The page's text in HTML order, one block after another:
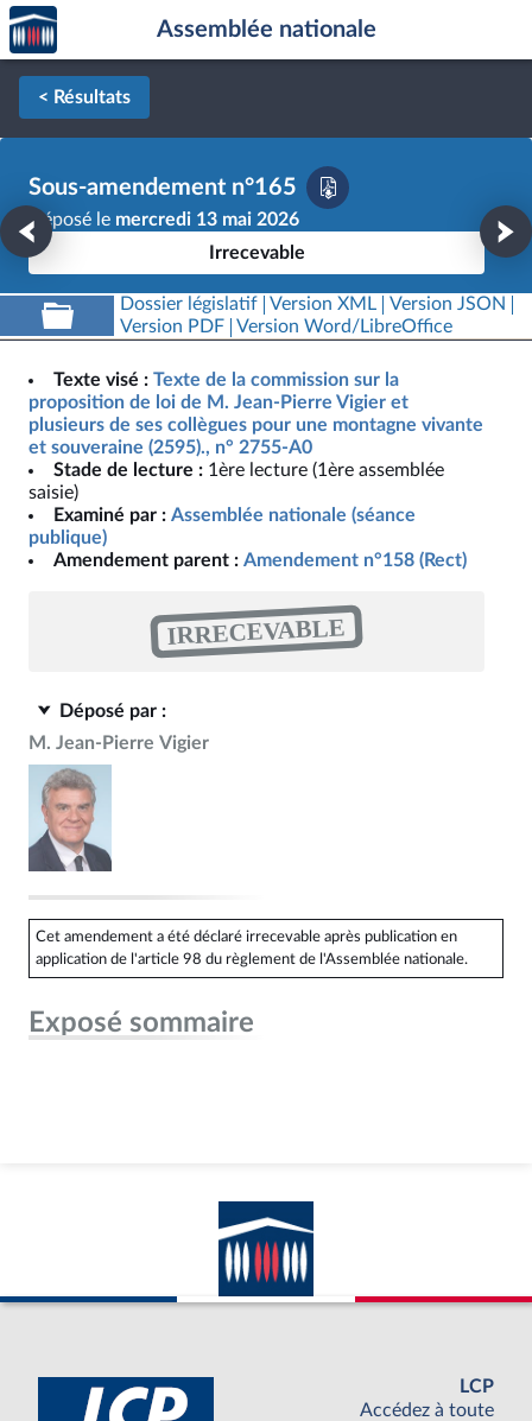
Aller au contenu
Aller en bas de la page
Accèder
à la
page
d'accueil
Assemblée nationale
< Résultats
Sous-amendement n°165
Déposé le mercredi 13 mai 2026
Irrecevable
Dossier législatif Version XML
Version JSON
Version PDF
Version Word/LibreOffice
Texte visé : Texte de la commission sur la
proposition de loi de M. Jean-Pierre Vigier et
plusieurs de ses collègues pour une montagne vivante
et souveraine (2595)., n° 2755-A0
Stade de lecture : 1ère lecture (1ère assemblée
saisie)
Examiné par : Assemblée nationale (séance
publique)
Amendement parent : Amendement n°158 (Rect)
IRRECEVABLE
Déposé par :
M. Jean-Pierre Vigier
Cet amendement a été déclaré irrecevable après publication en
application de l'article 98 du règlement de l'Assemblée nationale.
Exposé sommaire
LCP
Accédez à toute